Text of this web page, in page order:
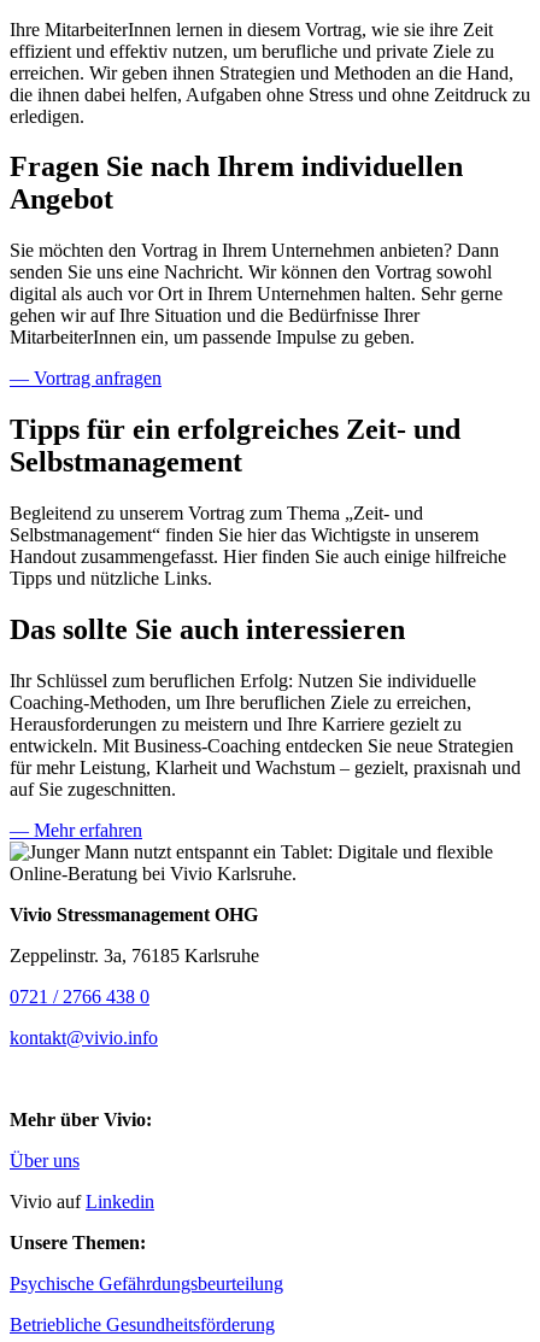
Ihre MitarbeiterInnen lernen in diesem Vortrag, wie sie ihre Zeit
effizient und effektiv nutzen, um berufliche und private Ziele zu
erreichen. Wir geben ihnen Strategien und Methoden an die Hand,
die ihnen dabei helfen, Aufgaben ohne Stress und ohne Zeitdruck zu
erledigen.
Fragen Sie nach Ihrem individuellen
Angebot
Sie möchten den Vortrag in Ihrem Unternehmen anbieten? Dann
senden Sie uns eine Nachricht. Wir können den Vortrag sowohl
digital als auch vor Ort in Ihrem Unternehmen halten. Sehr gerne
gehen wir auf Ihre Situation und die Bedürfnisse Ihrer
MitarbeiterInnen ein, um passende Impulse zu geben.
— Vortrag anfragen
Tipps für ein erfolgreiches Zeit- und
Selbstmanagement
Begleitend zu unserem Vortrag zum Thema „Zeit- und
Selbstmanagement“ finden Sie hier das Wichtigste in unserem
Handout zusammengefasst. Hier finden Sie auch einige hilfreiche
Tipps und nützliche Links.
Das sollte Sie auch interessieren
Ihr Schlüssel zum beruflichen Erfolg: Nutzen Sie individuelle
Coaching-Methoden, um Ihre beruflichen Ziele zu erreichen,
Herausforderungen zu meistern und Ihre Karriere gezielt zu
entwickeln. Mit Business-Coaching entdecken Sie neue Strategien
für mehr Leistung, Klarheit und Wachstum – gezielt, praxisnah und
auf Sie zugeschnitten.
— Mehr erfahren
Vivio Stressmanagement OHG
Zeppelinstr. 3a, 76185 Karlsruhe
0721 / 2766 438 0
kontakt@vivio.info
Mehr über Vivio:
Über uns
Vivio aufLinkedin
Unsere Themen:
Psychische Gefährdungsbeurteilung
Betriebliche Gesundheitsförderung